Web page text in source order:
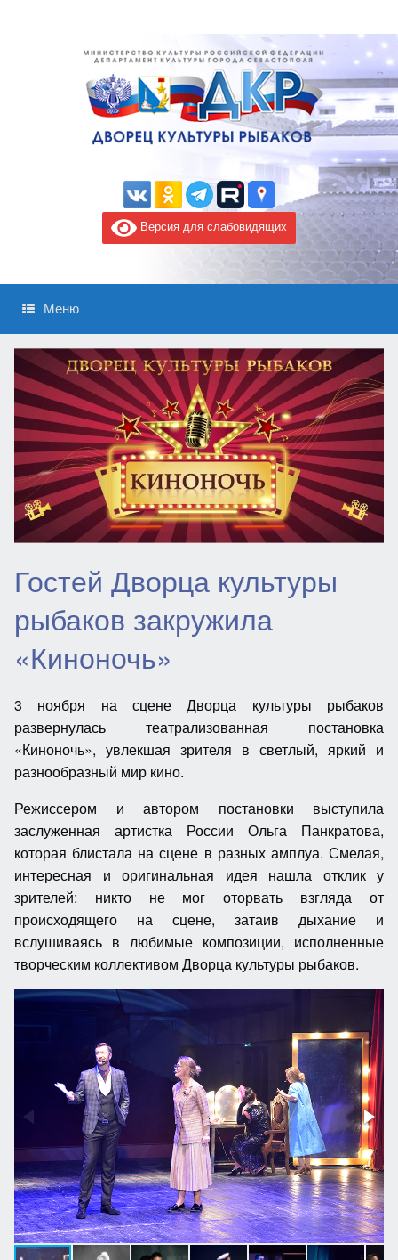
Версия для слабовидящих
Меню
Гостей Дворца культуры
рыбаков закружила
«Киноночь»
3 ноября на сцене Дворца культуры рыбаков
развернулась театрализованная постановка
«Киноночь», увлекшая зрителя в светлый, яркий и
разнообразный мир кино.
Режиссером и автором постановки выступила
заслуженная артистка России Ольга Панкратова,
которая блистала на сцене в разных амплуа. Смелая,
интересная и оригинальная идея нашла отклик у
зрителей: никто не мог оторвать взгляда от
происходящего на сцене, затаив дыхание и
вслушиваясь в любимые композиции, исполненные
творческим коллективом Дворца культуры рыбаков.